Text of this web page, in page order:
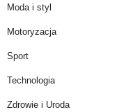
Moda i styl
Motoryzacja
Sport
Technologia
Zdrowie i Uroda